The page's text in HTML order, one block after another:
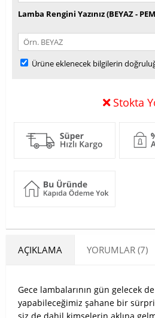
Lamba Rengini Yazınız (BEYAZ -
Ürüne eklenecek bilgilerin
Stokta
AÇIKLAMA YORUMLAR (7)
Gece lambalarının gün gelecek
yapabileceğimiz şahane bir